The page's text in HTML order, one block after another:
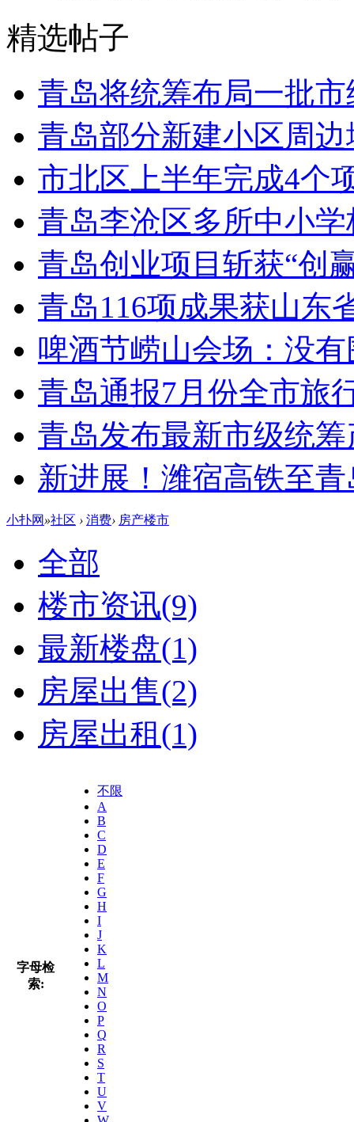
精选帖子
青岛将统筹布局一批市
青岛部分新建小区周
市北区上半年完成4个
青岛李沧区多所中小
青岛创业项目斩获“创
青岛116项成果获山东
啤酒节崂山会场：没有
青岛通报7月份全市旅
青岛发布最新市级统
新进展！潍宿高铁至
小扑网 »社区 › 消费› 房产楼市
全部
楼市资讯(9)
最新楼盘(1)
房屋出售(2)
房屋出租(1)
字母检
索:
不限
A
B
C
D
E
F
G
H
I
J
K
L
M
N
O
P
Q
R
S
T
U
V